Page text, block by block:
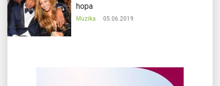
hopa
Muzika 05.06.2019.